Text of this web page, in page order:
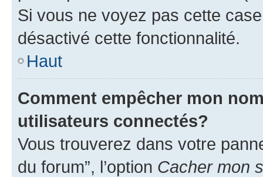
Si vous ne voyez pas cette
désactivé cette fonctionnalité.
Haut
Comment empêcher mon
utilisateurs connectés?
Vous trouverez dans votre
du forum”, l’option Cacher mon